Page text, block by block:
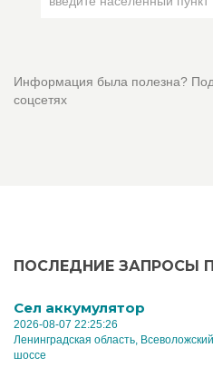
Информация была полезна?
соцсетях
ПОСЛЕДНИЕ ЗАПРОСЫ
Cел аккумулятор
2026-08-07 22:25:26
Ленинградская область,
шоссе